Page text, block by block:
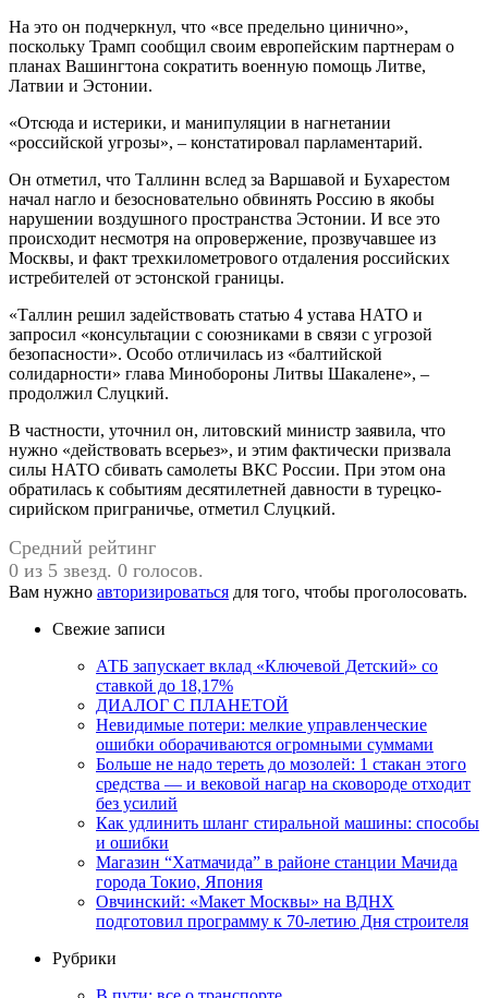
На это он подчеркнул, что «все предельно цинично»,
поскольку Трамп сообщил своим европейским партнерам о
планах Вашингтона сократить военную помощь Литве,
Латвии и Эстонии.
«Отсюда и истерики, и манипуляции в нагнетании
«российской угрозы», – констатировал парламентарий.
Он отметил, что Таллинн вслед за Варшавой и Бухарестом
начал нагло и безосновательно обвинять Россию в якобы
нарушении воздушного пространства Эстонии. И все это
происходит несмотря на опровержение, прозвучавшее из
Москвы, и факт трехкилометрового отдаления российских
истребителей от эстонской границы.
«Таллин решил задействовать статью 4 устава НАТО и
запросил «консультации с союзниками в связи с угрозой
безопасности». Особо отличилась из «балтийской
солидарности» глава Минобороны Литвы Шакалене», –
продолжил Слуцкий.
В частности, уточнил он, литовский министр заявила, что
нужно «действовать всерьез», и этим фактически призвала
силы НАТО сбивать самолеты ВКС России. При этом она
обратилась к событиям десятилетней давности в турецко-
сирийском приграничье, отметил Слуцкий.
Средний рейтинг
0 из 5 звезд. 0 голосов.
Вам нужно авторизироваться для того, чтобы проголосовать.
Свежие записи
АТБ запускает вклад «Ключевой Детский» со
ставкой до 18,17%
ДИАЛОГ С ПЛАНЕТОЙ
Невидимые потери: мелкие управленческие
ошибки оборачиваются огромными суммами
Больше не надо тереть до мозолей: 1 стакан этого
средства — и вековой нагар на сковороде отходит
без усилий
Как удлинить шланг стиральной машины: способы
и ошибки
Магазин “Хатмачида” в районе станции Мачида
города Токио, Япония
Овчинский: «Макет Москвы» на ВДНХ
подготовил программу к 70-летию Дня строителя
Рубрики